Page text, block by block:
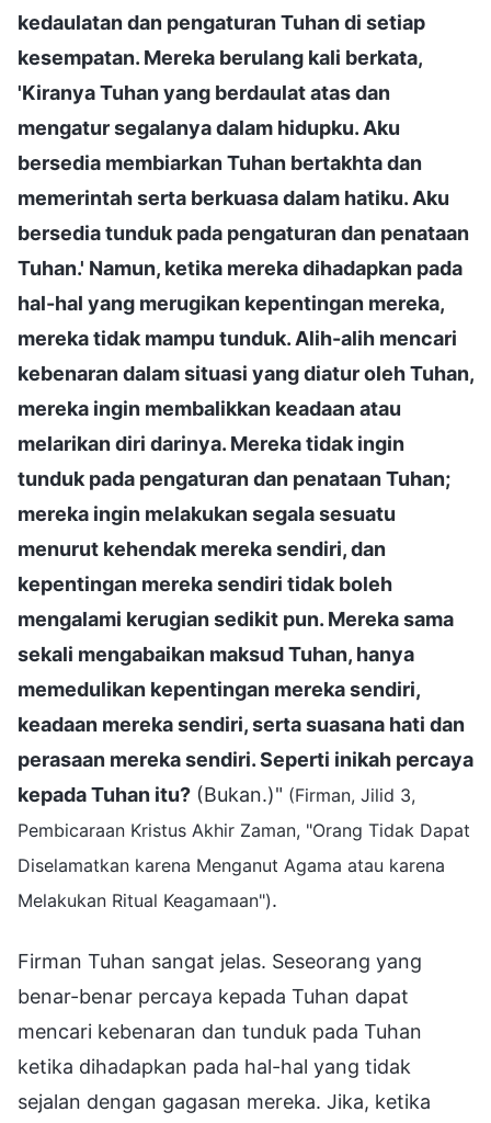
kedaulatan dan pengaturan Tuhan di setiap
kesempatan. Mereka berulang kali berkata,
'Kiranya Tuhan yang berdaulat atas dan
mengatur segalanya dalam hidupku. Aku
bersedia membiarkan Tuhan bertakhta dan
memerintah serta berkuasa dalam hatiku. Aku
bersedia tunduk pada pengaturan dan penataan
Tuhan.' Namun, ketika mereka dihadapkan pada
hal-hal yang merugikan kepentingan mereka,
mereka tidak mampu tunduk. Alih-alih mencari
kebenaran dalam situasi yang diatur oleh Tuhan,
mereka ingin membalikkan keadaan atau
melarikan diri darinya. Mereka tidak ingin
tunduk pada pengaturan dan penataan Tuhan;
mereka ingin melakukan segala sesuatu
menurut kehendak mereka sendiri, dan
kepentingan mereka sendiri tidak boleh
mengalami kerugian sedikit pun. Mereka sama
sekali mengabaikan maksud Tuhan, hanya
memedulikan kepentingan mereka sendiri,
keadaan mereka sendiri, serta suasana hati dan
perasaan mereka sendiri. Seperti inikah percaya
kepada Tuhan itu? (Bukan.)" (Firman, Jilid 3,
Pembicaraan Kristus Akhir Zaman, "Orang Tidak Dapat
Diselamatkan karena Menganut Agama atau karena
Melakukan Ritual Keagamaan").
Firman Tuhan sangat jelas. Seseorang yang
benar-benar percaya kepada Tuhan dapat
mencari kebenaran dan tunduk pada Tuhan
ketika dihadapkan pada hal-hal yang tidak
sejalan dengan gagasan mereka. Jika, ketika